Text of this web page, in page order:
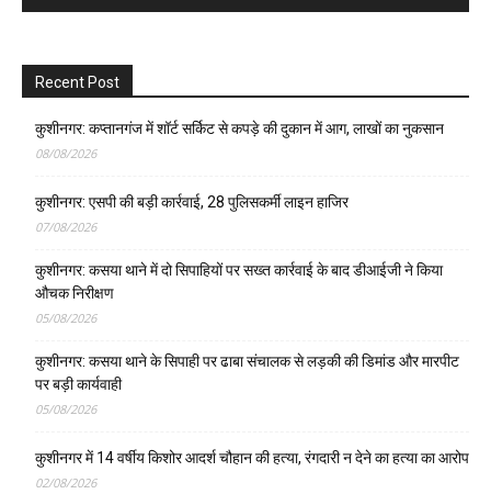
Recent Post
कुशीनगर: कप्तानगंज में शॉर्ट सर्किट से कपड़े की दुकान में आग, लाखों का नुकसान
08/08/2026
कुशीनगर: एसपी की बड़ी कार्रवाई, 28 पुलिसकर्मी लाइन हाजिर
07/08/2026
कुशीनगर: कसया थाने में दो सिपाहियों पर सख्त कार्रवाई के बाद डीआईजी ने किया
औचक निरीक्षण
05/08/2026
कुशीनगर: कसया थाने के सिपाही पर ढाबा संचालक से लड़की की डिमांड और मारपीट
पर बड़ी कार्यवाही
05/08/2026
कुशीनगर में 14 वर्षीय किशोर आदर्श चौहान की हत्या, रंगदारी न देने का हत्या का आरोप
02/08/2026